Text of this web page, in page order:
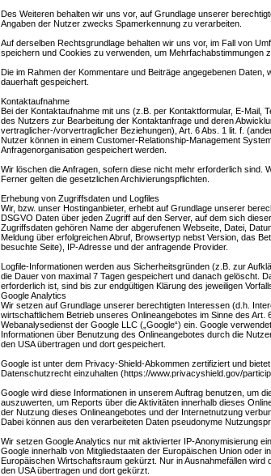
Des Weiteren behalten wir uns vor, auf Grundlage unserer
Angaben der Nutzer zwecks Spamerkennung zu verarbeiten.
Auf derselben Rechtsgrundlage behalten wir uns vor, im Fall von
speichern und Cookies zu verwenden, um Mehrfachabstimmungen
Die im Rahmen der Kommentare und Beiträge angegebenen
dauerhaft gespeichert.
Kontaktaufnahme
Bei der Kontaktaufnahme mit uns (z.B. per Kontaktformular, E-Mail,
des Nutzers zur Bearbeitung der Kontaktanfrage und deren
vertraglicher-/vorvertraglicher Beziehungen), Art. 6 Abs. 1 lit. f.
Nutzer können in einem Customer-Relationship-Management
Anfragenorganisation gespeichert werden.
Wir löschen die Anfragen, sofern diese nicht mehr erforderlich sind.
Ferner gelten die gesetzlichen Archivierungspflichten.
Erhebung von Zugriffsdaten und Logfiles
Wir, bzw. unser Hostinganbieter, erhebt auf Grundlage unserer
DSGVO Daten über jeden Zugriff auf den Server, auf dem sich
Zugriffsdaten gehören Name der abgerufenen Webseite, Datei,
Meldung über erfolgreichen Abruf, Browsertyp nebst Version, das
besuchte Seite), IP-Adresse und der anfragende Provider.
Logfile-Informationen werden aus Sicherheitsgründen (z.B. zur
die Dauer von maximal 7 Tagen gespeichert und danach gelöscht.
erforderlich ist, sind bis zur endgültigen Klärung des jeweiligen
Google Analytics
Wir setzen auf Grundlage unserer berechtigten Interessen (d.h.
wirtschaftlichem Betrieb unseres Onlineangebotes im Sinne des Art.
Webanalysedienst der Google LLC („Google“) ein. Google
Informationen über Benutzung des Onlineangebotes durch die
den USA übertragen und dort gespeichert.
Google ist unter dem Privacy-Shield-Abkommen zertifiziert und
Datenschutzrecht einzuhalten (https://www.privacyshield.gov/
Google wird diese Informationen in unserem Auftrag benutzen, um
auszuwerten, um Reports über die Aktivitäten innerhalb dieses
der Nutzung dieses Onlineangebotes und der Internetnutzung
Dabei können aus den verarbeiteten Daten pseudonyme
Wir setzen Google Analytics nur mit aktivierter IP-Anonymisierung
Google innerhalb von Mitgliedstaaten der Europäischen Union oder
Europäischen Wirtschaftsraum gekürzt. Nur in Ausnahmefällen
den USA übertragen und dort gekürzt.